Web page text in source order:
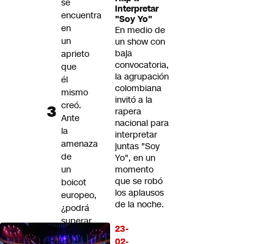
interpretar
"Soy Yo"
En medio de
un show con
baja
convocatoria,
la agrupación
colombiana
invitó a la
rapera
nacional para
interpretar
juntas "Soy
Yo", en un
momento
que se robó
los aplausos
de la noche.
23-
02-
se
encuentra
en
un
aprieto
que
él
mismo
creó.
Ante
la
amenaza
de
un
boicot
europeo,
¿podrá
superar
esta